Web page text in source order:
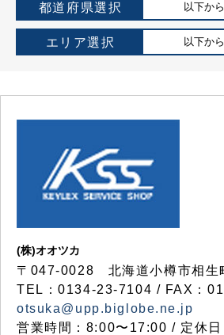
都道府県選択 以下か
エリア選択 以下か
(株)オオツカ
〒047-0028 北海道小樽市相生
TEL：0134-23-7104 / FAX：
otsuka@upp.biglobe.ne.jp
営業時間：8:00〜17:00 / 定休日